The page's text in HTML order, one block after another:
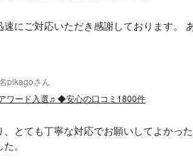
にご対応いただき感謝しております。
pikagoさん
ワード入選♬◆安心の口コミ1800件
とても丁寧な対応でお願いしてよかっ
。